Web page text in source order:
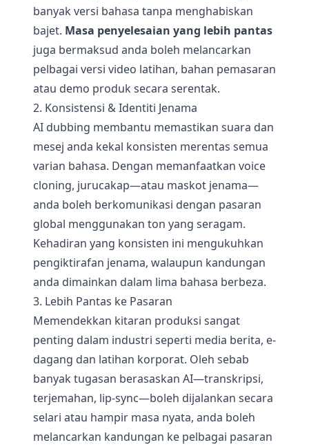
banyak versi bahasa tanpa menghabiskan
bajet. Masa penyelesaian yang lebih pantas
juga bermaksud anda boleh melancarkan
pelbagai versi video latihan, bahan pemasaran
atau demo produk secara serentak.
2. Konsistensi & Identiti Jenama
AI dubbing membantu memastikan suara dan
mesej anda kekal konsisten merentas semua
varian bahasa. Dengan memanfaatkan voice
cloning, jurucakap—atau maskot jenama—
anda boleh berkomunikasi dengan pasaran
global menggunakan ton yang seragam.
Kehadiran yang konsisten ini mengukuhkan
pengiktirafan jenama, walaupun kandungan
anda dimainkan dalam lima bahasa berbeza.
3. Lebih Pantas ke Pasaran
Memendekkan kitaran produksi sangat
penting dalam industri seperti media berita, e-
dagang dan latihan korporat. Oleh sebab
banyak tugasan berasaskan AI—transkripsi,
terjemahan, lip-sync—boleh dijalankan secara
selari atau hampir masa nyata, anda boleh
melancarkan kandungan ke pelbagai pasaran